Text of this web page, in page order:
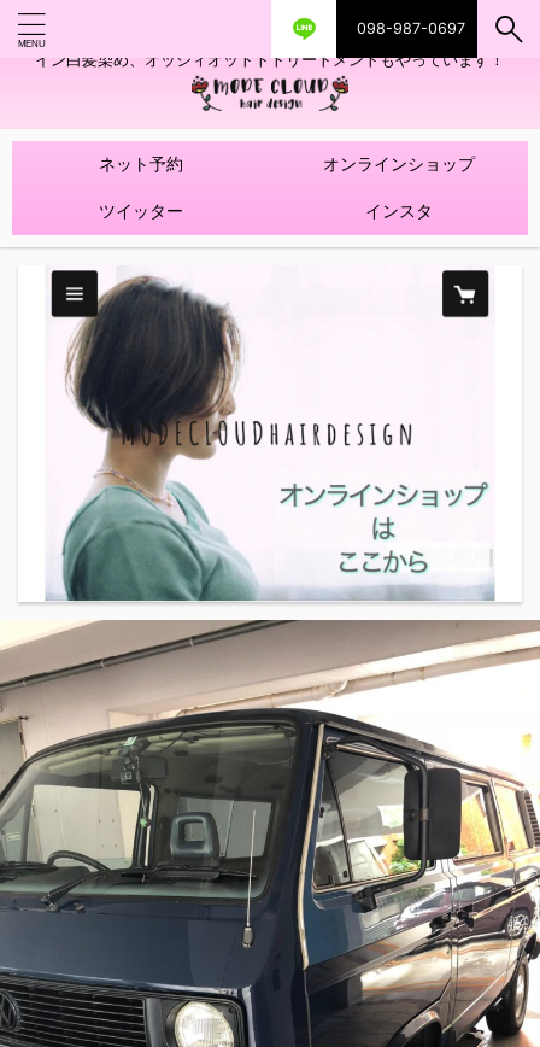
098-987-0697
艶ツヤヘアカラー！髪質改善トリートメントやハイライトを使ったデザ
イン白髪染め、オッジィオットトトリートメントもやっています！
ネット予約 オンラインショップ
ツイッター インスタ